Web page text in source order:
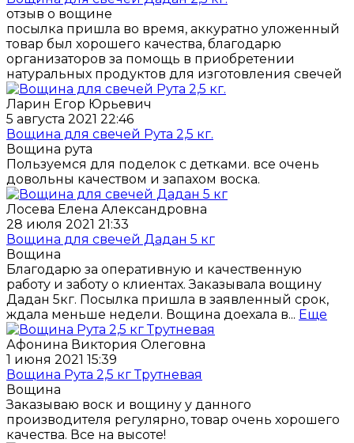
отзыв о вощине
посылка пришла во время, аккуратно уложенный
товар был хорошего качества, благодарю
организаторов за помощь в приобретении
натуральных продуктов для изготовления свечей
Ларин Егор Юрьевич
5 августа 2021 22:46
Вощина для свечей Рута 2,5 кг.
Вощина рута
Пользуемся для поделок с детками. все очень
довольны качеством и запахом воска.
Лосева Елена Александровна
28 июля 2021 21:33
Вощина для свечей Дадан 5 кг
Вощина
Благодарю за оперативную и качественную
работу и заботу о клиентах. Заказывала вощину
Дадан 5кг. Посылка пришла в заявленный срок,
ждала меньше недели. Вощина доехала в... Еще
Афонина Виктория Олеговна
1 июня 2021 15:39
Вощина Рута 2,5 кг Трутневая
Вощина
Заказываю воск и вощину у данного
производителя регулярно, товар очень хорошего
качества. Все на высоте!